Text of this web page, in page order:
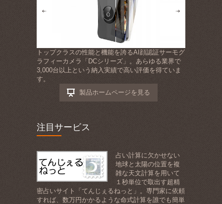
トップクラスの性能と機能を誇るAI顔認証サーモグ
ラフィーカメラ「DCシリーズ」。あらゆる業界で
3,000台以上という納入実績で高い評価を得ていま
す。
製品ホームページを見る
注目サービス
占い計算に欠かせない
地球と太陽の位置を複
雑な天文計算を用いて
１秒単位で取出す超精
密占いサイト「てんじぇるねっと」。専門家に依頼
すれば、数万円かかるような命式計算を誰でも簡単